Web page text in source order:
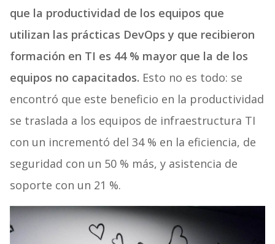
que la productividad de los equipos que
utilizan las prácticas DevOps y que recibieron
formación en TI es 44 % mayor que la de los
equipos no capacitados. Esto no es todo: se
encontró que este beneficio en la productividad
se traslada a los equipos de infraestructura TI
con un incrementó del 34 % en la eficiencia, de
seguridad con un 50 % más, y asistencia de
soporte con un 21 %.